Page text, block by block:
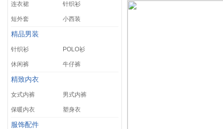
连衣裙 针织衫
短外套 小西装
精品男装
针织衫 POLO衫
休闲裤 牛仔裤
精致内衣
女式内裤 男式内裤
保暖内衣 塑身衣
服饰配件